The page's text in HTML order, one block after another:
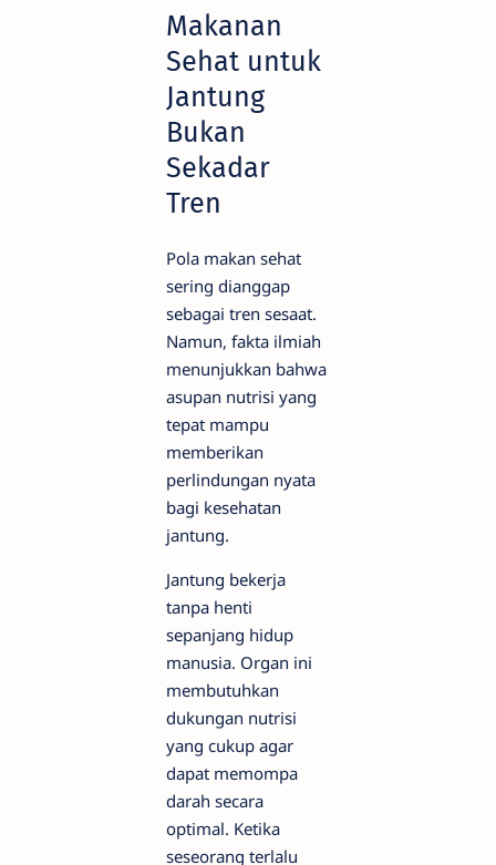
Makanan
Sehat untuk
Jantung
Bukan
Sekadar
Tren
Pola makan sehat
sering dianggap
sebagai tren sesaat.
Namun, fakta ilmiah
menunjukkan bahwa
asupan nutrisi yang
tepat mampu
memberikan
perlindungan nyata
bagi kesehatan
jantung.
Jantung bekerja
tanpa henti
sepanjang hidup
manusia. Organ ini
membutuhkan
dukungan nutrisi
yang cukup agar
dapat memompa
darah secara
optimal. Ketika
seseorang terlalu